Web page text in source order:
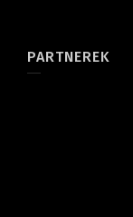
PARTNEREK